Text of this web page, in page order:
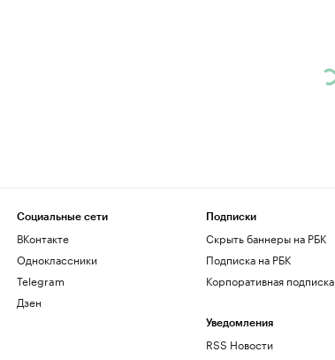
Социальные сети
ВКонтакте
Одноклассники
Telegram
Дзен
Подписки
Скрыть баннеры на РБК
Подписка на РБК
Корпоративная подписка
Уведомления
RSS Новости